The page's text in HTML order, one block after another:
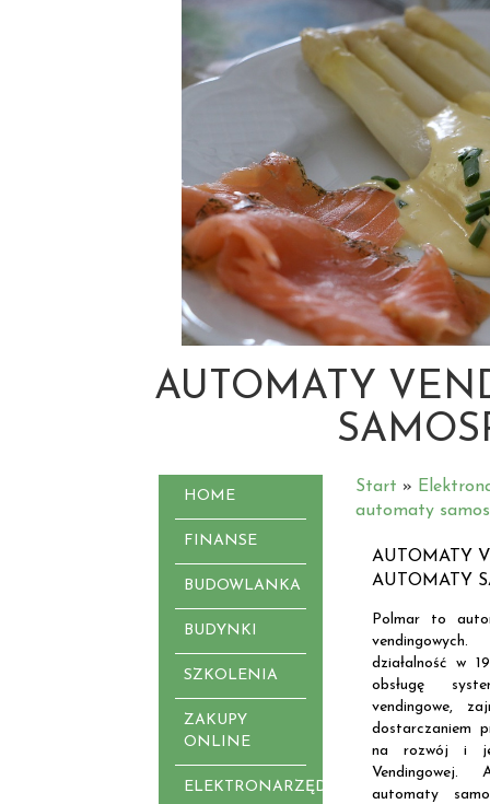
AUTOMATY
HOME
FINANSE
BUDOWLANKA
BUDYNKI
SZKOLENIA
ZAKUPY
ONLINE
ELEKTRONARZĘDZIA
Start »
automaty
AUTOMATY
AUTOMATY
Polmar to
działalność w
obsługę
vendingowe,
dostarczaniem
na rozwój i
Vendingowej.
automaty